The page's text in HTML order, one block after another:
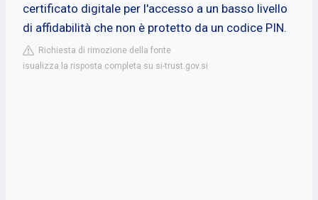
certificato digitale per l'accesso a un basso livello
di affidabilità che non è protetto da un codice PIN.
Richiesta di rimozione della fonte
isualizza la risposta completa su si-trust.gov.si